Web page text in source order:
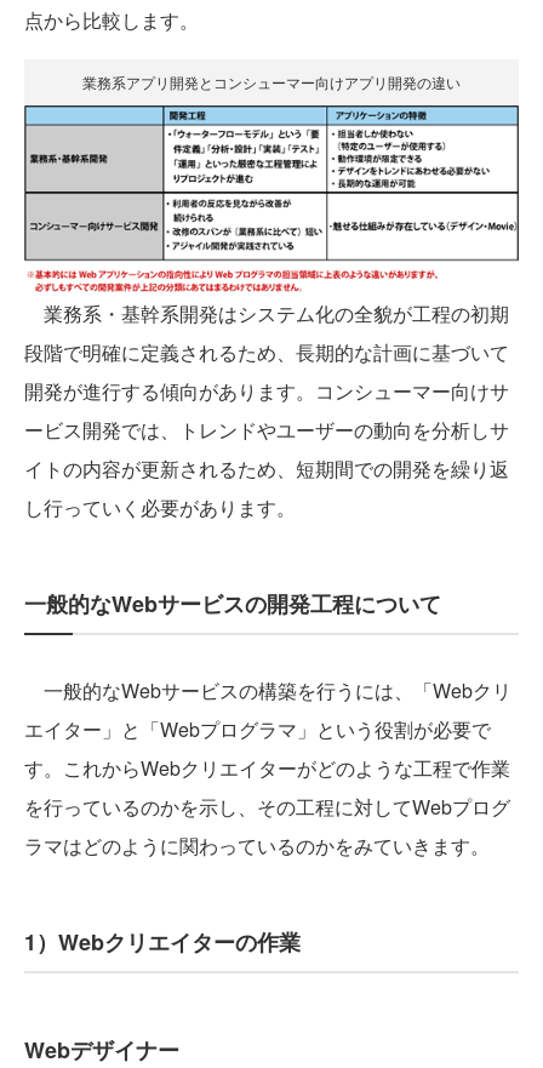
点から比較します。
業務系アプリ開発とコンシューマー向けアプリ開発の違い
業務系・基幹系開発はシステム化の全貌が工程の初期
段階で明確に定義されるため、長期的な計画に基づいて
開発が進行する傾向があります。コンシューマー向けサ
ービス開発では、トレンドやユーザーの動向を分析しサ
イトの内容が更新されるため、短期間での開発を繰り返
し行っていく必要があります。
一般的なWebサービスの開発工程について
一般的なWebサービスの構築を行うには、「Webクリ
エイター」と「Webプログラマ」という役割が必要で
す。これからWebクリエイターがどのような工程で作業
を行っているのかを示し、その工程に対してWebプログ
ラマはどのように関わっているのかをみていきます。
1）Webクリエイターの作業
Webデザイナー